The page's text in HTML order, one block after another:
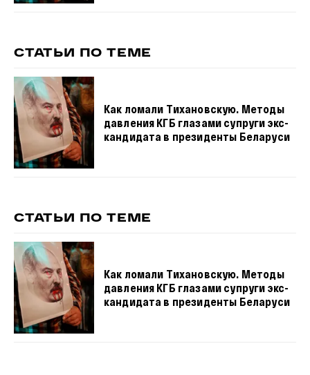
СТАТЬИ ПО ТЕМЕ
Как ломали Тихановскую. Методы
давления КГБ глазами супруги экс-
кандидата в президенты Беларуси
СТАТЬИ ПО ТЕМЕ
Как ломали Тихановскую. Методы
давления КГБ глазами супруги экс-
кандидата в президенты Беларуси